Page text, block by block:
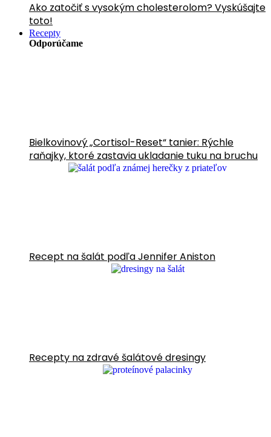
Ako zatočiť s vysokým cholesterolom? Vyskúšajte
toto!
Recepty
Odporúčame
Bielkovinový „Cortisol-Reset“ tanier: Rýchle
raňajky, ktoré zastavia ukladanie tuku na bruchu
Recept na šalát podľa Jennifer Aniston
Recepty na zdravé šalátové dresingy